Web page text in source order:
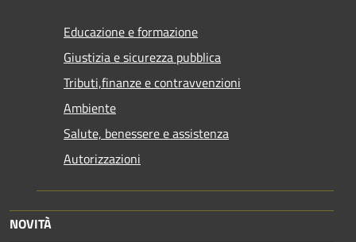
Educazione e formazione
Giustizia e sicurezza pubblica
Tributi,finanze e contravvenzioni
Ambiente
Salute, benessere e assistenza
Autorizzazioni
NOVITÀ